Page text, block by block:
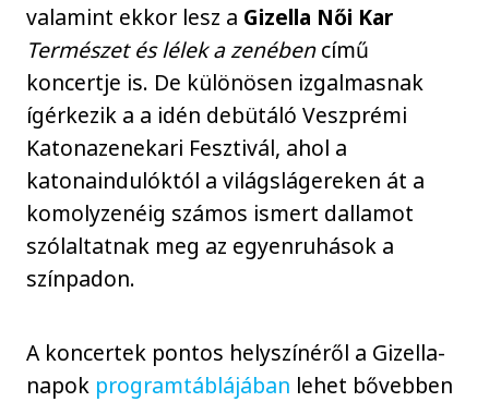
valamint ekkor lesz a Gizella Női Kar
Természet és lélek a zenébencímű
koncertje is. De különösen izgalmasnak
ígérkezik a a idén debütáló Veszprémi
Katonazenekari Fesztivál, ahol a
katonaindulóktól a világslágereken át a
komolyzenéig számos ismert dallamot
szólaltatnak meg az egyenruhások a
színpadon.
A koncertek pontos helyszínéről a Gizella-
napok programtáblájában lehet bővebben